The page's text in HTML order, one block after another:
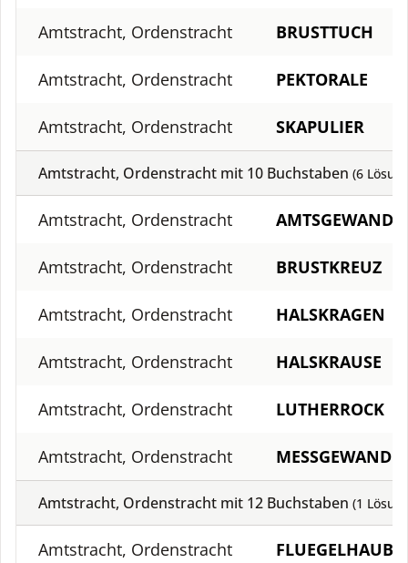
Amtstracht, Ordenstracht BRUSTTUCH
Amtstracht, Ordenstracht PEKTORALE
Amtstracht, Ordenstracht SKAPULIER
Amtstracht, Ordenstracht mit 10 Buchstaben (6
Amtstracht, Ordenstracht AMTSGEWAND
Amtstracht, Ordenstracht BRUSTKREUZ
Amtstracht, Ordenstracht HALSKRAGEN
Amtstracht, Ordenstracht HALSKRAUSE
Amtstracht, Ordenstracht LUTHERROCK
Amtstracht, Ordenstracht MESSGEWAND
Amtstracht, Ordenstracht mit 12 Buchstaben (1
Amtstracht, Ordenstracht FLUEGELHAUBE